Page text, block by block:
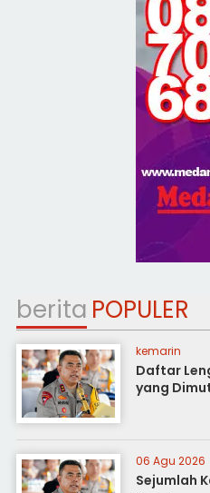
berita POPULER
kemarin
Daftar
yang
06 Agu 2026
Sejumlah